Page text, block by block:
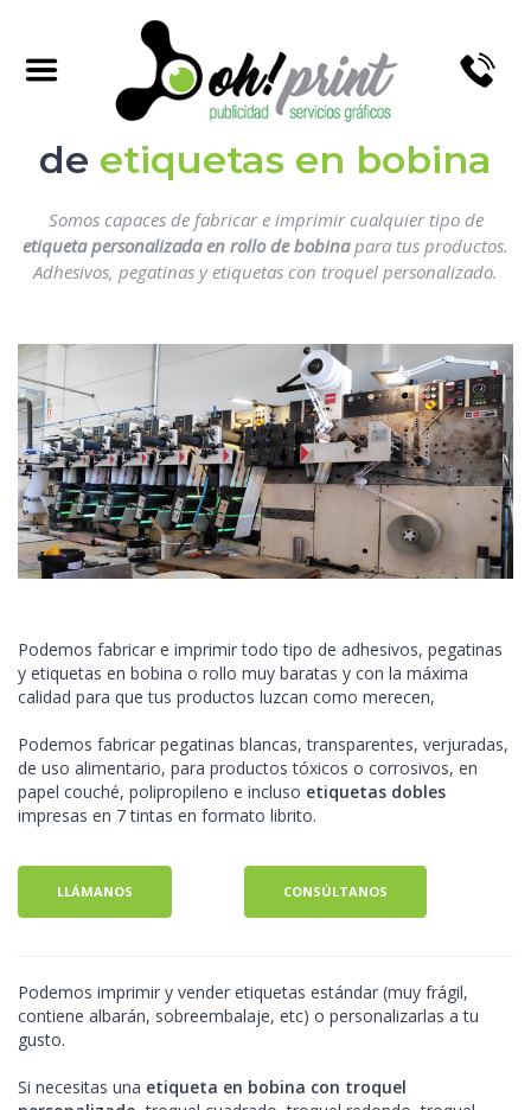
Fabricación e impresión
de etiquetas en bobina
Somos capaces de fabricar e imprimir cualquier tipo de
etiqueta personalizada en rollo de bobinapara tus productos.
Adhesivos, pegatinas y etiquetas con troquel personalizado.
Podemos fabricar e imprimir todo tipo de adhesivos, pegatinas
y etiquetas en bobina o rollo muy baratas y con la máxima
calidad para que tus productos luzcan como merecen,
Podemos fabricar pegatinas blancas, transparentes, verjuradas,
de uso alimentario, para productos tóxicos o corrosivos, en
papel couché, polipropileno e incluso etiquetas dobles
impresas en 7 tintas en formato librito.
LLÁMANOS CONSÚLTANOS
Podemos imprimir y vender etiquetas estándar (muy frágil,
contiene albarán, sobreembalaje, etc) o personalizarlas a tu
gusto.
Si necesitas una etiqueta en bobina con troquel